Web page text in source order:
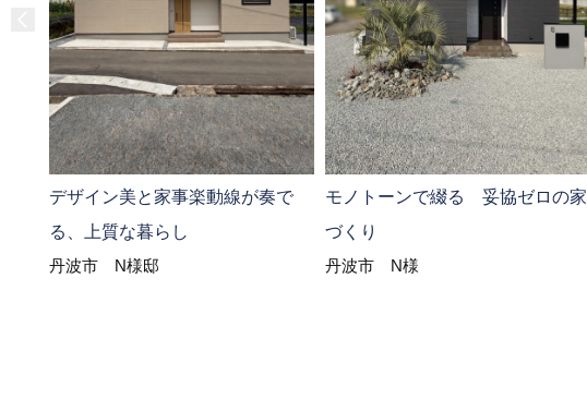
デザイン美と家事楽動線が奏で
る、上質な暮らし
丹波市 N様邸
モノトーンで綴る 妥協ゼロの家
づくり
丹波市 N様